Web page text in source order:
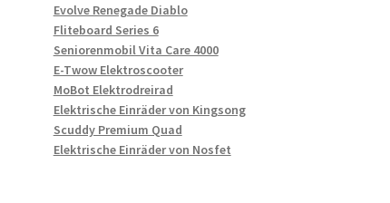
Evolve Renegade Diablo
Fliteboard Series 6
Seniorenmobil Vita Care 4000
E-Twow Elektroscooter
MoBot Elektrodreirad
Elektrische Einräder von Kingsong
Scuddy Premium Quad
Elektrische Einräder von Nosfet